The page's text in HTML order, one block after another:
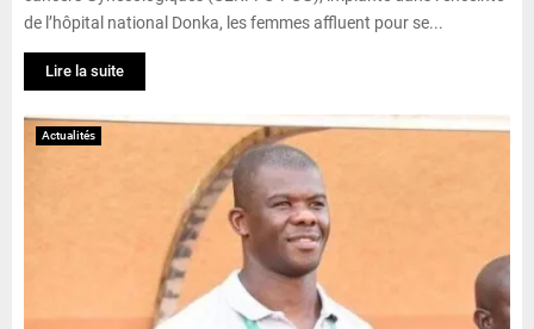
de l’hôpital national Donka, les femmes affluent pour se...
Lire la suite
Actualités